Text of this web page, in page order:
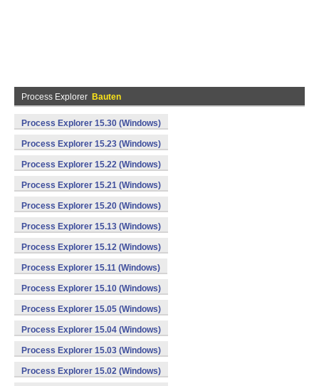
Process Explorer Bauten
Process Explorer 15.30 (Windows)
Process Explorer 15.23 (Windows)
Process Explorer 15.22 (Windows)
Process Explorer 15.21 (Windows)
Process Explorer 15.20 (Windows)
Process Explorer 15.13 (Windows)
Process Explorer 15.12 (Windows)
Process Explorer 15.11 (Windows)
Process Explorer 15.10 (Windows)
Process Explorer 15.05 (Windows)
Process Explorer 15.04 (Windows)
Process Explorer 15.03 (Windows)
Process Explorer 15.02 (Windows)